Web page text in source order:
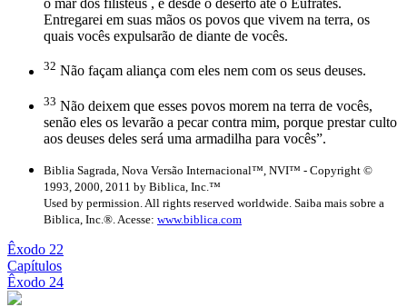
o mar dos filisteus , e desde o deserto até o Eufrates.
Entregarei em suas mãos os povos que vivem na terra, os
quais vocês expulsarão de diante de vocês.
32 Não façam aliança com eles nem com os seus deuses.
33 Não deixem que esses povos morem na terra de vocês,
senão eles os levarão a pecar contra mim, porque prestar culto
aos deuses deles será uma armadilha para vocês”.
Biblia Sagrada, Nova Versão Internacional™, NVI™ - Copyright ©
1993, 2000, 2011 by Biblica, Inc.™
Used by permission. All rights reserved worldwide. Saiba mais sobre a
Biblica, Inc.®. Acesse: www.biblica.com
Êxodo 22
Capítulos
Êxodo 24